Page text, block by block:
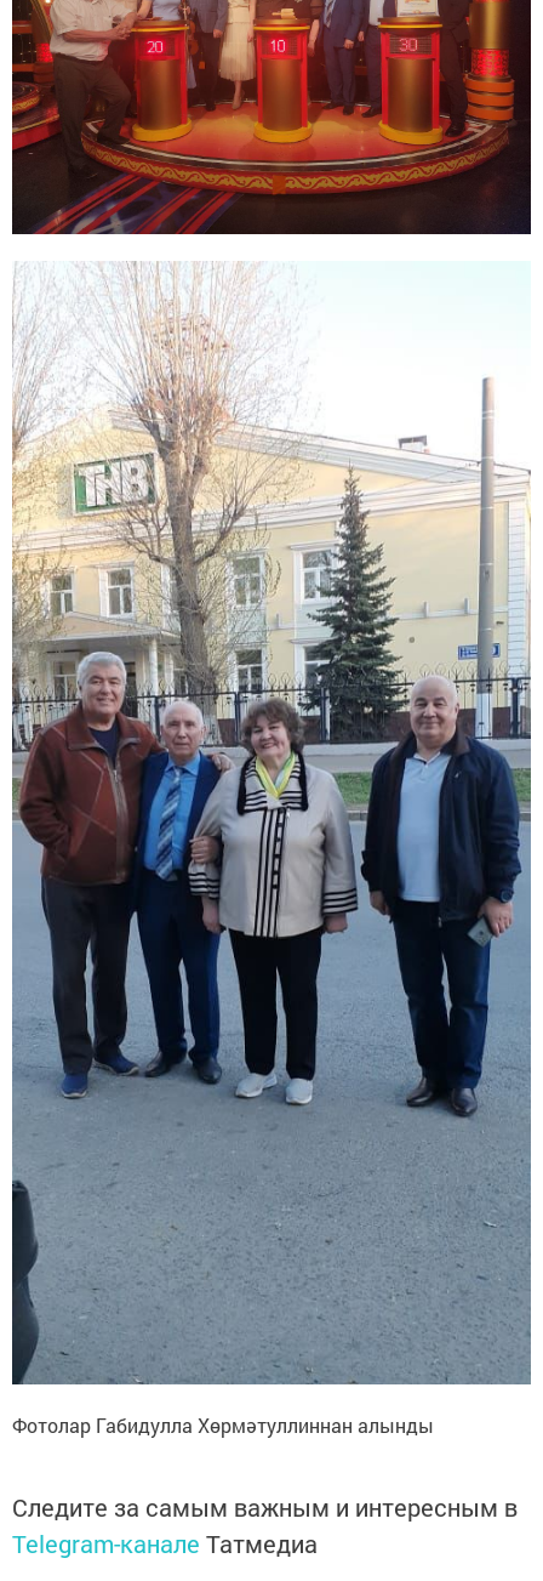
Фотолар Габидулла Хөрмәтуллиннан алынды
Следите за самым важным и интересным в
Telegram-канале Татмедиа